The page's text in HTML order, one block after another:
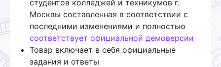
студентов колледжей и техникумов г.
Москвы составленная в соответствии с
последними изменениями и полностью
соответствует официальной демоверсии
Товар включает в себя официальные
задания и ответы